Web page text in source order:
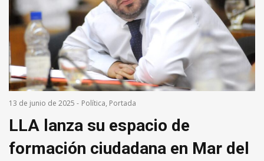
13 de junio de 2025 - Política, Portada
LLA lanza su espacio de
formación ciudadana en Mar del